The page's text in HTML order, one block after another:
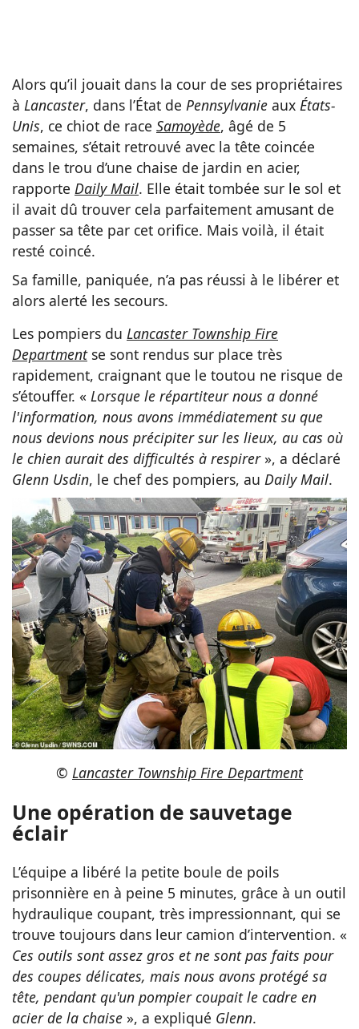
Alors qu’il jouait dans la cour de ses propriétaires
à Lancaster, dans l’État de Pennsylvanie aux États-
Unis, ce chiot de race Samoyède, âgé de 5
semaines, s’était retrouvé avec la tête coincée
dans le trou d’une chaise de jardin en acier,
rapporte Daily Mail. Elle était tombée sur le sol et
il avait dû trouver cela parfaitement amusant de
passer sa tête par cet orifice. Mais voilà, il était
resté coincé.
Sa famille, paniquée, n’a pas réussi à le libérer et
alors alerté les secours.
Les pompiers du Lancaster Township Fire
Departmentse sont rendus sur place très
rapidement, craignant que le toutou ne risque de
s’étouffer. « Lorsque le répartiteur nous a donné
l'information, nous avons immédiatement su que
nous devions nous précipiter sur les lieux, au cas où
le chien aurait des difficultés à respirer», a déclaré
Glenn Usdin, le chef des pompiers, au Daily Mail.
© Lancaster Township Fire Department
Une opération de sauvetage
éclair
L’équipe a libéré la petite boule de poils
prisonnière en à peine 5 minutes, grâce à un outil
hydraulique coupant, très impressionnant, qui se
trouve toujours dans leur camion d’intervention. «
Ces outils sont assez gros et ne sont pas faits pour
des coupes délicates, mais nous avons protégé sa
tête, pendant qu'un pompier coupait le cadre en
acier de la chaise », a expliqué Glenn.